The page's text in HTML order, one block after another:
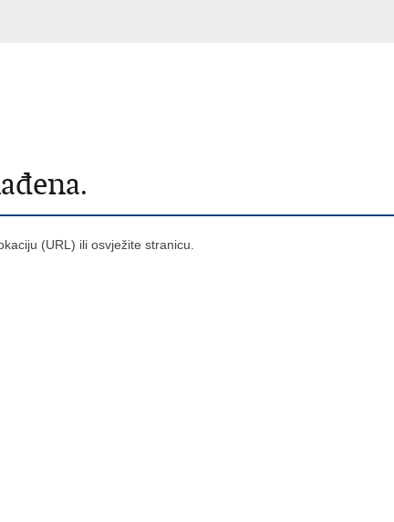
(URL) ili osvježite stranicu.